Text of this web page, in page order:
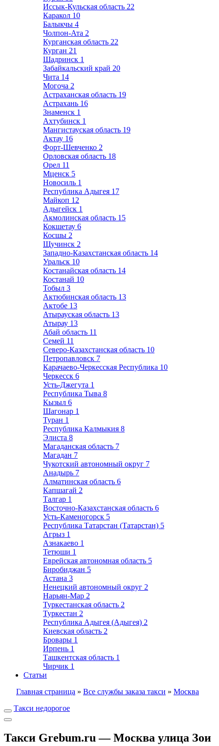
Иссык-Кульская область 22
Каракол 10
Балыкчы 4
Чолпон-Ата 2
Курганская область 22
Курган 21
Шадринск 1
Забайкальский край 20
Чита 14
Могоча 2
Астраханская область 19
Астрахань 16
Знаменск 1
Ахтубинск 1
Мангистауская область 19
Актау 16
Форт-Шевченко 2
Орловская область 18
Орел 11
Мценск 5
Новосиль 1
Республика Адыгея 17
Майкоп 12
Адыгейск 1
Акмолинская область 15
Кокшетау 6
Косшы 2
Щучинск 2
Западно-Казахстанская область 14
Уральск 10
Костанайская область 14
Костанай 10
Тобыл 3
Актюбинская область 13
Актобе 13
Атырауская область 13
Атырау 13
Абай область 11
Семей 11
Северо-Казахстанская область 10
Петропавловск 7
Карачаево-Черкесская Республика 10
Черкесск 6
Усть-Джегута 1
Республика Тыва 8
Кызыл 6
Шагонар 1
Туран 1
Республика Калмыкия 8
Элиста 8
Магаданская область 7
Магадан 7
Чукотский автономный округ 7
Анадырь 7
Алматинская область 6
Капшагай 2
Талгар 1
Восточно-Казахстанская область 6
Усть-Каменогорск 5
Республика Татарстан (Татарстан) 5
Агрыз 1
Азнакаево 1
Тетюши 1
Еврейская автономная область 5
Биробиджан 5
Астана 3
Ненецкий автономный округ 2
Нарьян-Мар 2
Туркестанская область 2
Туркестан 2
Республика Адыгея (Адыгея) 2
Киевская область 2
Бровары 1
Ирпень 1
Ташкентская область 1
Чирчик 1
Статьи
Главная страница » Все службы заказа такси » Москва
Такси недорогое
Такси Grebum.ru — Москва улица Зои